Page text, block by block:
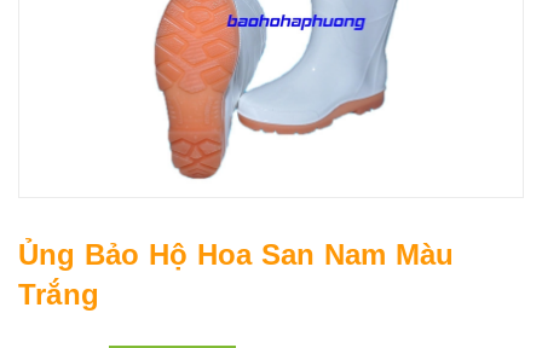
Ủng Bảo Hộ Hoa San Nam Màu
Trắng